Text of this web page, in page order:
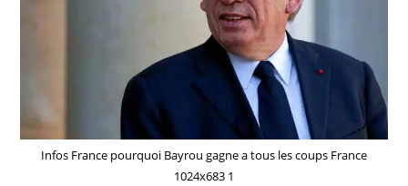
Infos France pourquoi Bayrou gagne a tous les coups France
1024x683 1